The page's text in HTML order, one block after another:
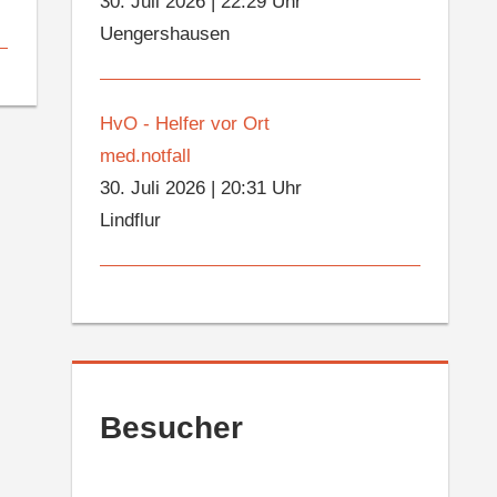
Uengershausen
HvO - Helfer vor Ort
med.notfall
30. Juli 2026 |20:31 Uhr
Lindflur
Besucher